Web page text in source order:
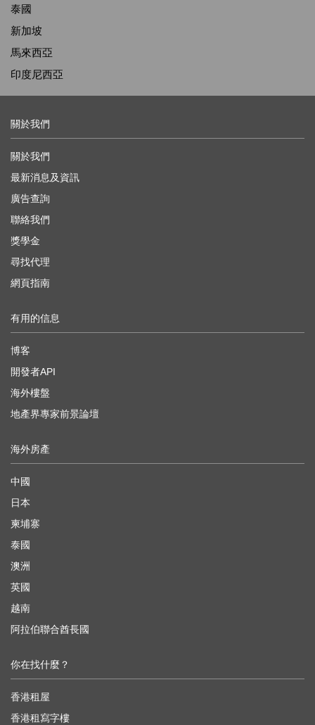
泰國
新加坡
馬來西亞
印度尼西亞
關於我們
關於我們
最新消息及資訊
廣告查詢
聯絡我們
獎學金
尋找代理
網頁指南
有用的信息
博客
開發者API
海外樓盤
地產界專家前景論壇
海外房產
中國
日本
柬埔寨
泰國
澳洲
英國
越南
阿拉伯聯合酋長國
你在找什麼？
香港租屋
香港租寫字樓